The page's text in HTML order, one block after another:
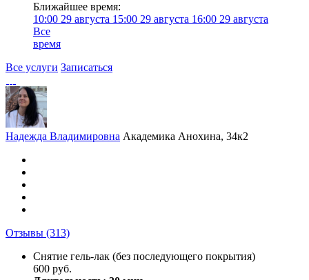
Ближайшее время:
10:00 29 августа 15:00 29 августа 16:00 29 августа
Все
время
Все услуги Записаться
Надежда Владимировна Академика Анохина, 34к2
Отзывы (313)
Снятие гель-лак (без последующего покрытия)
600 руб.